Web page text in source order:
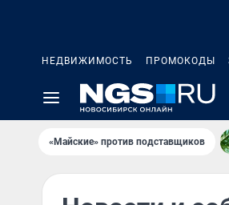
НЕДВИЖИМОСТЬ ПРОМОКОДЫ
«Майские» против подставщиков